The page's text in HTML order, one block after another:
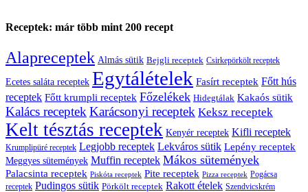
Receptek: már több mint 200 recept
Alapreceptek Almás sütik Bejgli receptek Csirkepörkölt receptek
Ecetes saláta receptek Egytálételek Fasírt receptek Főtt hús
receptek Főtt krumpli receptek Főzelékek Hidegtálak Kakaós sütik
Kalács receptek Karácsonyi receptek Keksz receptek
Kelt tésztás receptek Kenyér receptek Kifli receptek
Krumplipüré receptek Legjobb receptek Lekváros sütik Lepény receptek
Meggyes sütemények Muffin receptek Mákos sütemények
Palacsinta receptek Piskóta receptek Pite receptek Pizza receptek Pogácsa
receptek Pudingos sütik Pörkölt receptek Rakott ételek Szendvicskrém